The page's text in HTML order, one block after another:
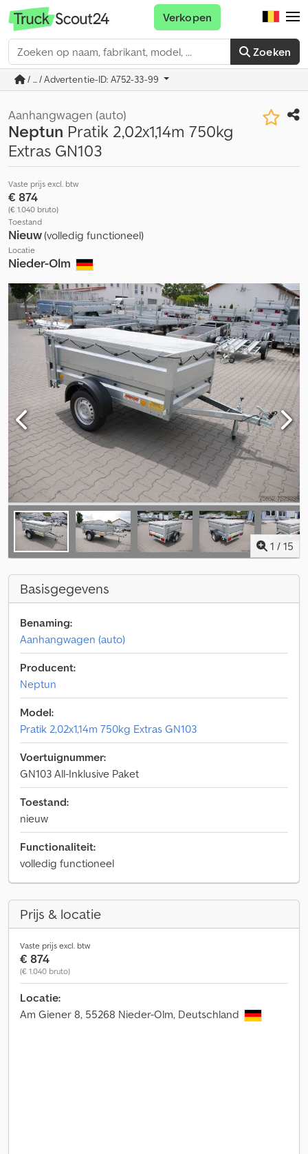
Zoeken
Verkopen
/ ... / Advertentie-ID: A752-33-99
Aanhangwagen (auto)
Neptun Pratik 2,02x1,14m 750kg
Extras GN103
Vaste prijs excl. btw
€ 874
(€ 1.040 bruto)
Toestand
Nieuw(volledig functioneel)
Locatie
Nieder-Olm
1 / 15
Basisgegevens
Benaming:
Aanhangwagen (auto)
Producent:
Neptun
Model:
Pratik 2,02x1,14m 750kg Extras GN103
Voertuignummer:
GN103 All-Inklusive Paket
Toestand:
nieuw
Functionaliteit:
volledig functioneel
Prijs & locatie
Vaste prijs excl. btw
€ 874
(€ 1.040 bruto)
Locatie:
Am Giener 8, 55268 Nieder-Olm, Deutschland